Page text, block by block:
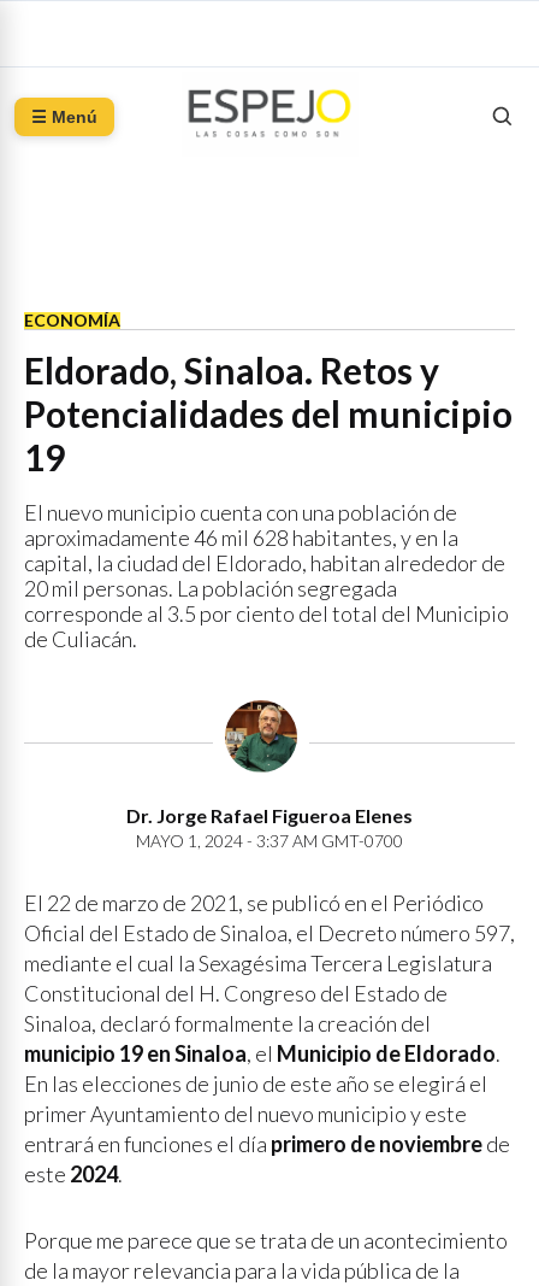
☰ Menú
ECONOMÍA
Eldorado, Sinaloa. Retos y
Potencialidades del municipio
19
El nuevo municipio cuenta con una población de
aproximadamente 46 mil 628 habitantes, y en la
capital, la ciudad del Eldorado, habitan alrededor de
20 mil personas. La población segregada
corresponde al 3.5 por ciento del total del Municipio
de Culiacán.
Dr. Jorge Rafael Figueroa Elenes
MAYO 1, 2024 - 3:37 AM GMT-0700
El 22 de marzo de 2021, se publicó en el Periódico
Oficial del Estado de Sinaloa, el Decreto número 597,
mediante el cual la Sexagésima Tercera Legislatura
Constitucional del H. Congreso del Estado de
Sinaloa, declaró formalmente la creación del
municipio 19 en Sinaloa, el Municipio de Eldorado.
En las elecciones de junio de este año se elegirá el
primer Ayuntamiento del nuevo municipio y este
entrará en funciones el día primero de noviembrede
este 2024.
Porque me parece que se trata de un acontecimiento
de la mayor relevancia para la vida pública de la